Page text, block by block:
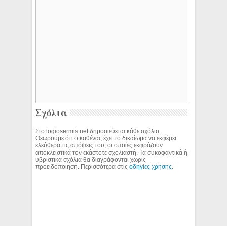
Σχόλια
Στο logiosermis.net δημοσιεύεται κάθε σχόλιο.
Θεωρούμε ότι ο καθένας έχει το δικαίωμα να εκφέρει
ελεύθερα τις απόψεις του, οι οποίες εκφράζουν
αποκλειστικά τον εκάστοτε σχολιαστή. Τα συκοφαντικά ή
υβριστικά σχόλια θα διαγράφονται χωρίς
προειδοποίηση. Περισσότερα στιςοδηγίες χρήσης